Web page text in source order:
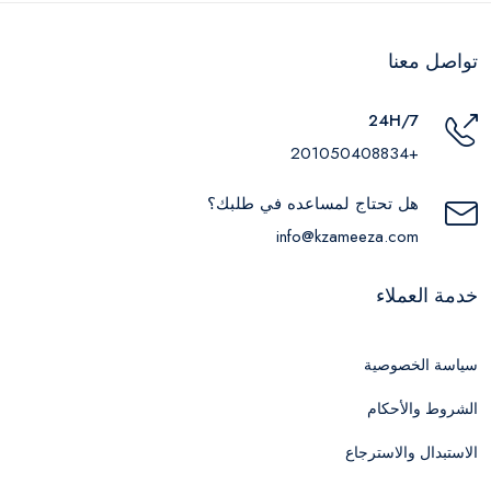
تواصل معنا
24H/7
+201050408834
هل تحتاج لمساعده في طلبك؟
info@kzameeza.com
خدمة العملاء
سياسة الخصوصية
الشروط والأحكام
الاستبدال والاسترجاع